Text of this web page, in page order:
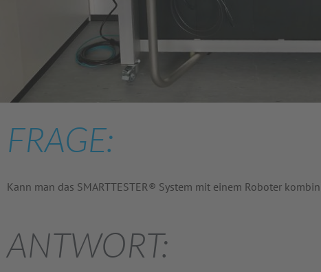
FRAGE:
Kann man das SMARTTESTER® System mit einem Roboter
ANTWORT: